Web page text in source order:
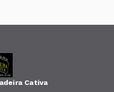
Cativa